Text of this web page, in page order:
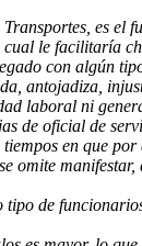
es el
le facilitaría
con algún
antojadiza,
laboral ni
oficial de
en que
de